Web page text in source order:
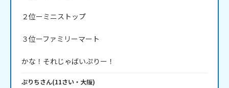
２位ーミニストップ
３位ーファミリーマート
かな！それじゃばいぷりー！
ぷりちさん(11さい・ 大阪)